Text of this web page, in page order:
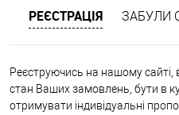
РЕЄСТРАЦІЯ ЗАБУЛИ
Реєструючись на нашому сайті,
стан Ваших замовлень, бути в
отримувати індивідуальні